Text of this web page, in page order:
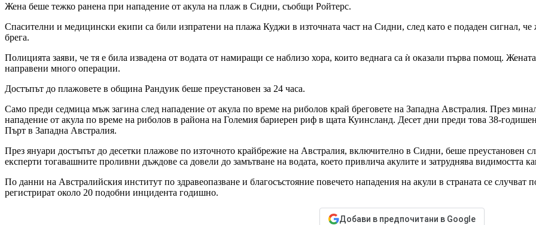
Жена беше тежко ранена при нападение от акула на плаж в Сидни, съобщи Ройтерс.
Спасителни и медицински екипи са били изпратени на плажа Куджи в източната част на Сидни, след като е подаден сигнал, че
брега.
Полицията заяви, че тя е била извадена от водата от намиращи се наблизо хора, които веднага са ѝ оказали първа помощ.
направени много операции.
Достъпът до плажовете в община Рандуик беше преустановен за 24 часа.
Само преди седмица мъж загина след нападение от акула по време на риболов край бреговете на Западна Австралия. През
нападение от акула по време на риболов в района на Големия бариерен риф в щата Куинсланд. Десет дни преди това 38-
Пърт в Западна Австралия.
През януари достъпът до десетки плажове по източното крайбрежие на Австралия, включително в Сидни, беше преустановен
експерти тогавашните проливни дъждове са довели до замътване на водата, което привлича акулите и затруднява видимостта
По данни на Австралийския институт по здравеопазване и благосъстояние повечето нападения на акули в страната се
регистрират около 20 подобни инцидента годишно.
Добави в предпочитани в Google